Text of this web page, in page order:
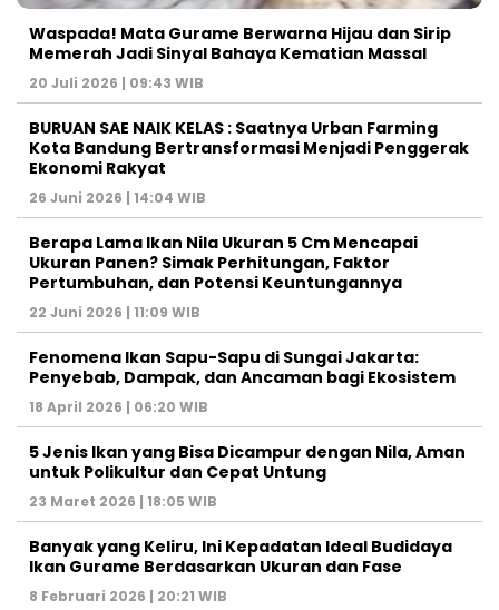
Waspada! Mata Gurame Berwarna Hijau dan Sirip
Memerah Jadi Sinyal Bahaya Kematian Massal
20 Juli 2026 | 09:43 WIB
BURUAN SAE NAIK KELAS : Saatnya Urban Farming
Kota Bandung Bertransformasi Menjadi Penggerak
Ekonomi Rakyat
26 Juni 2026 | 14:04 WIB
Berapa Lama Ikan Nila Ukuran 5 Cm Mencapai
Ukuran Panen? Simak Perhitungan, Faktor
Pertumbuhan, dan Potensi Keuntungannya
22 Juni 2026 | 11:09 WIB
Fenomena Ikan Sapu-Sapu di Sungai Jakarta:
Penyebab, Dampak, dan Ancaman bagi Ekosistem
18 April 2026 | 06:20 WIB
5 Jenis Ikan yang Bisa Dicampur dengan Nila, Aman
untuk Polikultur dan Cepat Untung
23 Maret 2026 | 18:05 WIB
Banyak yang Keliru, Ini Kepadatan Ideal Budidaya
Ikan Gurame Berdasarkan Ukuran dan Fase
8 Februari 2026 | 20:21 WIB